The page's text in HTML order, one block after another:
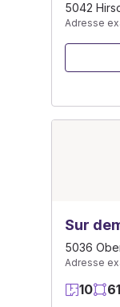
5042
Adresse
Sur
5036
Adresse
10